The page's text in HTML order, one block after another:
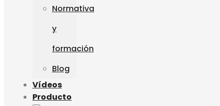
Normativa
y
formación
Blog
Vídeos
Producto